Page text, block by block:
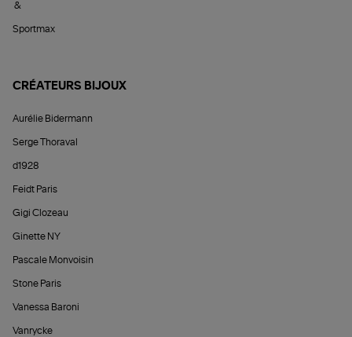
&
Sportmax
CRÉATEURS BIJOUX
Aurélie Bidermann
Serge Thoraval
d1928
Feidt Paris
Gigi Clozeau
Ginette NY
Pascale Monvoisin
Stone Paris
Vanessa Baroni
Vanrycke